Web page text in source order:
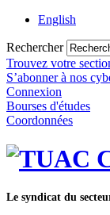
English
Rechercher
Trouvez votre
S’abonner à nos
Connexion
Bourses d'études
Coordonnées
Le syndicat du